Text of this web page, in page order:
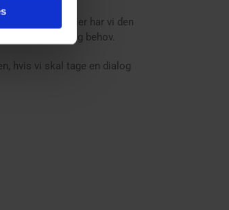
industrier har vi den
krav og behov.
hvis vi skal tage en dialog